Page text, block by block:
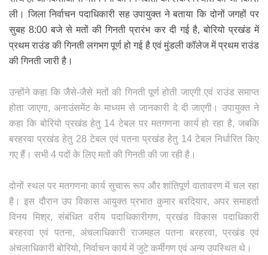
ली। जिला निर्वाचन पदाधिकारी सह उपायुक्त ने बताया कि दोनों जगहों पर
सुबह 8:00 बजे से मतों की गिनती प्रारंभ कर दी गई है, बोरियो प्रखंड में
प्रथम राउंड की गिनती लगभग पूर्ण हो गई है एवं मुंडली कॉलेज में प्रथम राउंड
की गिनती जारी है।
उन्होंने कहा कि जैसे-जैसे मतों की गिनती पूर्ण होती जाएगी एवं राउंड समाप्त
होता जाएगा, अनाउंसमेंट के माध्यम से जानकारी दे दी जाएगी। उपायुक्त ने
कहा कि बोरियो प्रखंड हेतु 14 टेबल पर मतगणना कार्य हो रहा है, जबकि
बरहरवा प्रखंड हेतु 28 टेबल एवं पतना प्रखंड हेतु 14 टेबल निर्धारित किए
गए हैं। सभी 4 पदों के लिए मतों की गिनती की जा रही है।
दोनों स्थल पर मतगणना कार्य सुचारू रूप और शांतिपूर्ण वातावरण में चल रहा
है। इस दौरान उप विकास आयुक्त प्रभात कुमार बरदियार, अपर समाहर्ता
विनय मिश्र, संबंधित वरीय पदाधिकारीगण, प्रखंड विकास पदाधिकारी
बरहरवा एवं पतना, अंचलाधिकारी राजमहल पतना बरहरवा, प्रखंड एवं
अंचलाधिकारी बोरियो, निर्वाचन कार्य में जुटे कर्मीगण एवं अन्य उपस्थित थे।